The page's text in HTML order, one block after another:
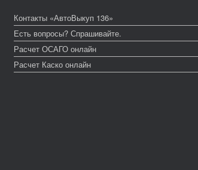
Контакты «АвтоВыкуп 136»
Есть вопросы? Спрашивайте.
Расчет ОСАГО онлайн
Расчет Каско онлайн